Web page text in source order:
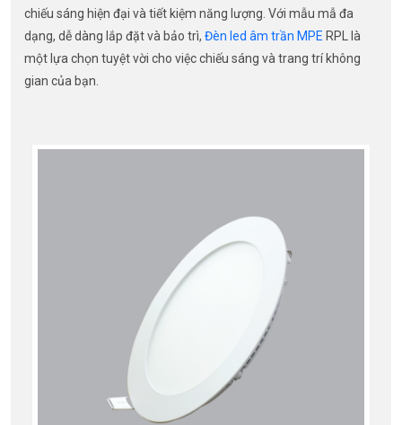
chiếu sáng hiện đại và tiết kiệm năng lượng. Với mẫu mẫ đa
dạng, dễ dàng lắp đặt và bảo trì, Đèn led âm trần MPE RPL là
một lựa chọn tuyệt vời cho việc chiếu sáng và trang trí không
gian của bạn.